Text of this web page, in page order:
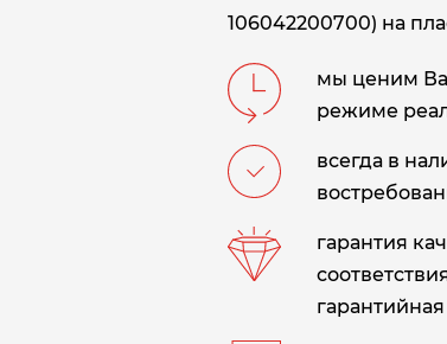
106042200700) на
мы ценим
режиме
всегда в
гарантия